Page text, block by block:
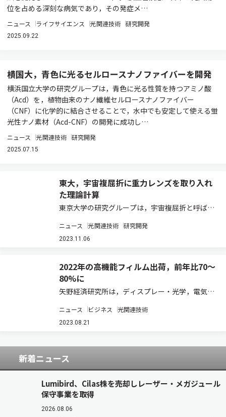
位を占める深刻な病気であり，その発症メ…
ニュース ライフサイエンス 光関連技術 研究開発
2025.09.22
横国大，青色に光るセルロースナノファイバーを開発
横浜国立大学の研究グループは，青色に光る性質を持つアミノ酸
（Acd）を，植物由来のナノ繊維セルロースナノファイバー
（CNF）に化学的に結合させることで，水中でも安定して使える蛍
光性ナノ素材（Acd-CNF）の開発に成功し…
ニュース 光関連技術 研究開発
2025.07.15
東大，宇宙複屈折に重力レンズを取り入れ
た理論計算
東京大学の研究グループは，宇宙複屈折と呼ばれ
理論計算を実現した（ニュースリリース）。 宇宙
複屈折とは，直線偏光した宇宙マイクロ波背景放
ニュース 光関連技術 研究開発
2023.11.06
2022年の高機能フィルム出荷，前年比70～
80%に
矢野経済研究所は，ディスプレー・光学，電気・
ルムなど，国内外の高機能フィルム市場を調査
し，製品セグメント別の動向，参入企業の動向，
ニュース ビジネス 光関連技術
2023.08.21
新着ニュース
Lumibird、Cilas株を売却しレーザー・メガジュール
保守事業を取得
2026.08.06